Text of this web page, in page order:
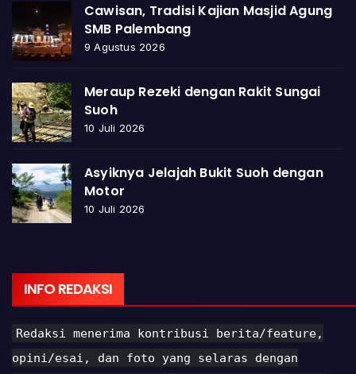
Cawisan, Tradisi Kajian Masjid Agung
SMB Palembang
9 Agustus 2026
Meraup Rezeki dengan Rakit Sungai
Suoh
10 Juli 2026
Asyiknya Jelajah Bukit Suoh dengan
Motor
10 Juli 2026
INFO REDAKSI
Redaksi menerima kontribusi berita/feature,
opini/esai, dan foto yang selaras dengan